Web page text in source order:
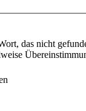
das nicht